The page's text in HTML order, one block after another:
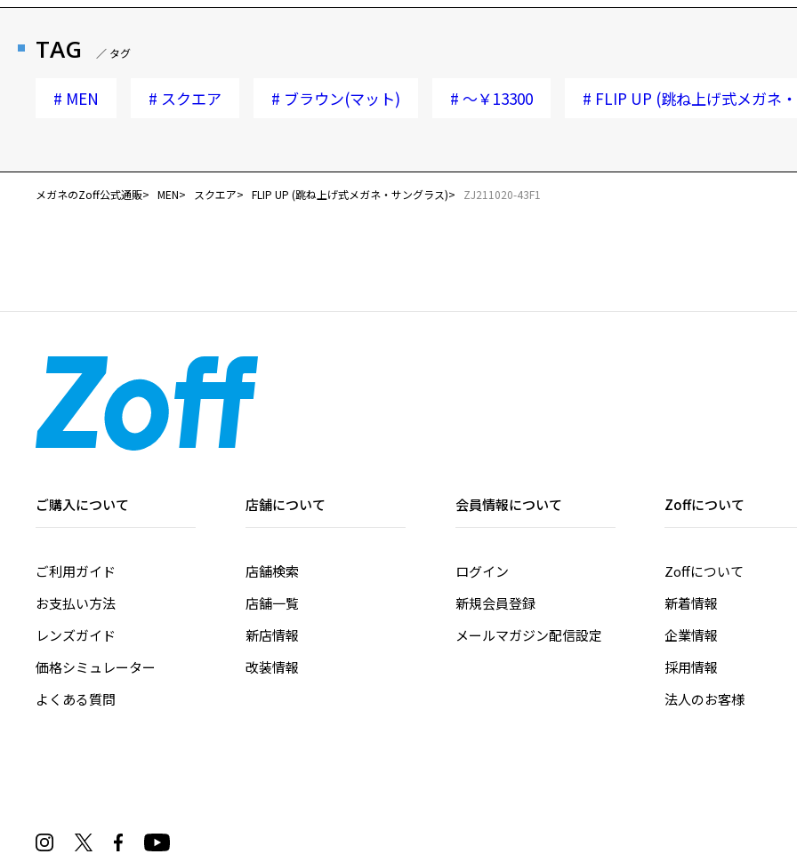
TAG ／ タグ
# MEN # スクエア # ブラウン(マット) # ～￥13300 # FLIP UP (跳ね上げ式メガネ
メガネのZoff公式通販 MEN スクエア FLIP UP (跳ね上げ式メガネ・サングラス) ZJ211020-43F1
ご購入について
ご利用ガイド
お支払い方法
レンズガイド
価格シミュレーター
よくある質問
店舗について
店舗検索
店舗一覧
新店情報
改装情報
会員情報について
ログイン
新規会員登録
メールマガジン配信設定
Zoffについて
Zoffについて
新着情報
企業情報
採用情報
法人のお客様